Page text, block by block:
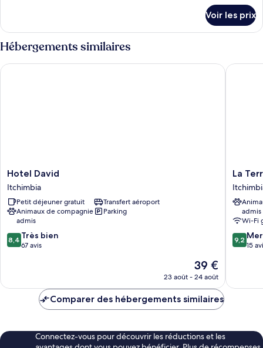
le
type
de
chambre
Chambre
Voir les prix
Hébergements similaires
Hotel
David
Itchimbia
Hotel David
Itchimbia
Petit déjeuner gratuit
Transfert aéroport
Animaux de compagnie
admis
Parking
8.4
sur
67 avis
8,4 Très bien
67 avis
Le
nouveau
est
de
39 €
23 août - 24 août
Hotel David
La
Terraza
La
admis
Wi-Fi
9.2
sur
9,2
15
La
Comparer des hébergements similaires
Connectez-vous pour découvrir les réductions et les